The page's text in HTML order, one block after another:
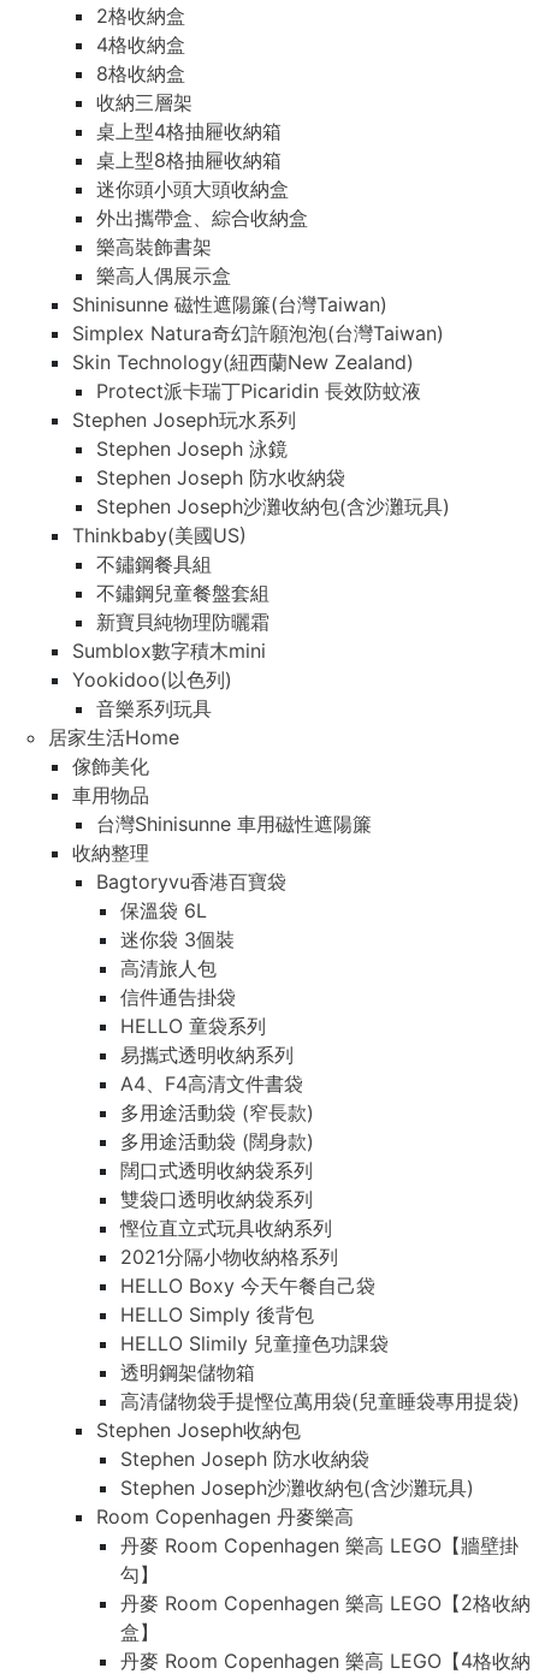
2格收納盒
4格收納盒
8格收納盒
收納三層架
桌上型4格抽屜收納箱
桌上型8格抽屜收納箱
迷你頭小頭大頭收納盒
外出攜帶盒、綜合收納盒
樂高裝飾書架
樂高人偶展示盒
Shinisunne 磁性遮陽簾(台灣Taiwan)
Simplex Natura奇幻許願泡泡(台灣Taiwan)
Skin Technology(紐西蘭New Zealand)
Protect派卡瑞丁Picaridin 長效防蚊液
Stephen Joseph玩水系列
Stephen Joseph 泳鏡
Stephen Joseph 防水收納袋
Stephen Joseph沙灘收納包(含沙灘玩具)
Thinkbaby(美國US)
不鏽鋼餐具組
不鏽鋼兒童餐盤套組
新寶貝純物理防曬霜
Sumblox數字積木mini
Yookidoo(以色列)
音樂系列玩具
居家生活Home
傢飾美化
車用物品
台灣Shinisunne 車用磁性遮陽簾
收納整理
Bagtoryvu香港百寶袋
保溫袋 6L
迷你袋 3個裝
高清旅人包
信件通告掛袋
HELLO 童袋系列
易攜式透明收納系列
A4、F4高清文件書袋
多用途活動袋 (窄長款)
多用途活動袋 (闊身款)
闊口式透明收納袋系列
雙袋口透明收納袋系列
慳位直立式玩具收納系列
2021分隔小物收納格系列
HELLO Boxy 今天午餐自己袋
HELLO Simply 後背包
HELLO Slimily 兒童撞色功課袋
透明鋼架儲物箱
高清儲物袋手提慳位萬用袋(兒童睡袋專用提袋)
Stephen Joseph收納包
Stephen Joseph 防水收納袋
Stephen Joseph沙灘收納包(含沙灘玩具)
Room Copenhagen 丹麥樂高
丹麥 Room Copenhagen 樂高 LEGO【牆壁掛
勾】
丹麥 Room Copenhagen 樂高 LEGO【2格收納
盒】
丹麥 Room Copenhagen 樂高 LEGO【4格收納